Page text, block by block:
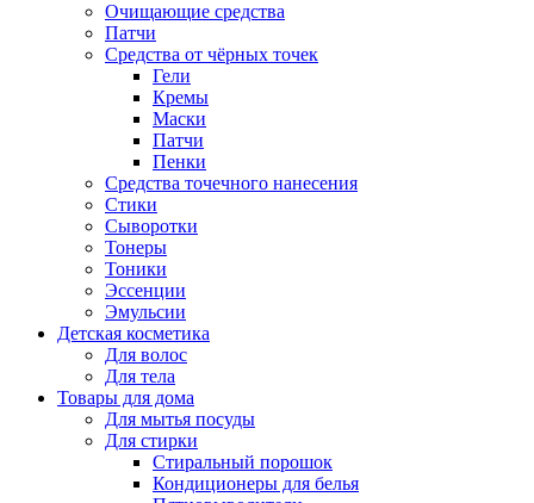
Очищающие средства
Патчи
Средства от чёрных точек
Гели
Кремы
Маски
Патчи
Пенки
Средства точечного нанесения
Стики
Сыворотки
Тонеры
Тоники
Эссенции
Эмульсии
Детская косметика
Для волос
Для тела
Товары для дома
Для мытья посуды
Для стирки
Стиральный порошок
Кондиционеры для белья